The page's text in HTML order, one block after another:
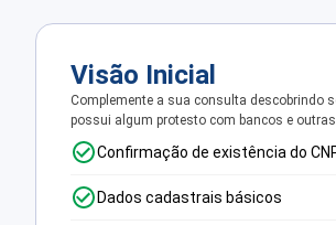
Visão Inicial
Complemente a sua consulta descobrindo
possui algum protesto com bancos e outras
Confirmação de existência do
Dados cadastrais básicos